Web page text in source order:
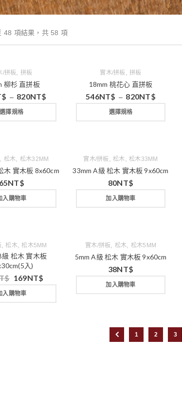
48 項結果，共 58 項
/拼板 拼板
柳杉 直拼板
– 820NT$
選擇規格
實木/拼板 ,拼板
18mm 桃花心 直拼板
546NT$ – 820NT$
選擇規格
松木 松木32MM
木 實木板 8x60cm
65NT$
入購物車
實木/拼板 ,松木 ,松木33MM
33mm A級 松木 實木板 9x60cm
80NT$
加入購物車
,松木,松木5MM
級 松木 實木板
入)
169NT$
入購物車
實木/拼板 松木 松木5MM
5mm A級 松木 實木板 9x60cm
38NT$
加入購物車
1 2 3